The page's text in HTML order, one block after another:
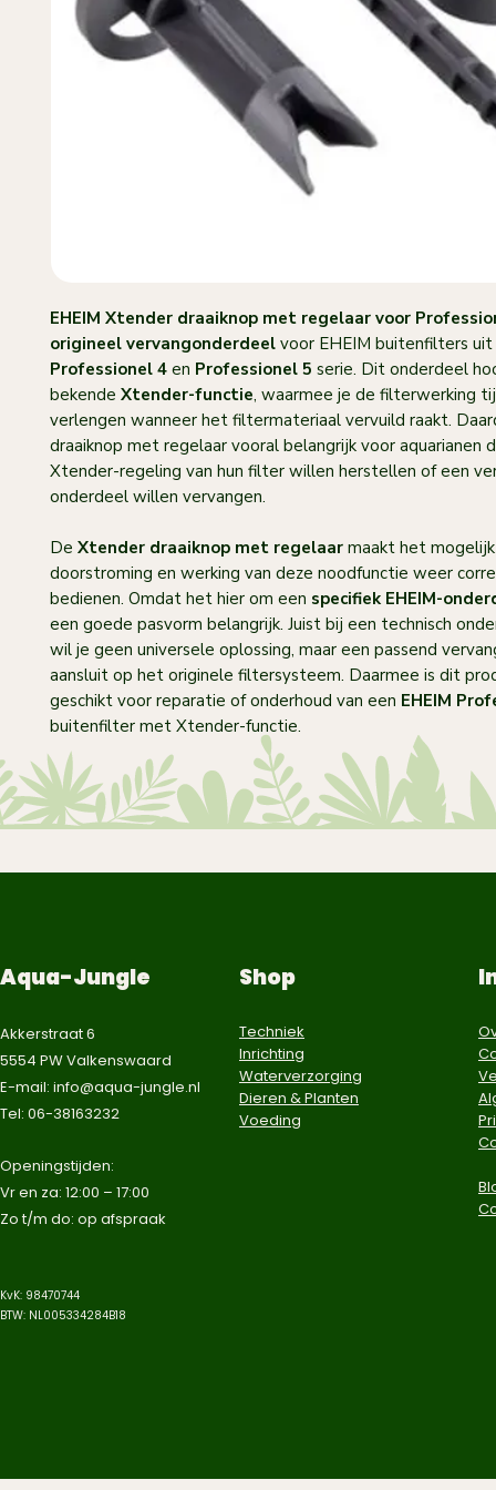
EHEIM Xtender draaiknop met regelaar voor
origineel vervangonderdeel voor EHEIM buitenfilters
Professionel 4 en Professionel 5 serie. Dit onderdeel
bekende Xtender-functie, waarmee je de filterwerking
verlengen wanneer het filtermateriaal vervuild raakt.
draaiknop met regelaar vooral belangrijk voor aquarianen
Xtender-regeling van hun filter willen herstellen of een
onderdeel willen vervangen.
De Xtender draaiknop met regelaar maakt het
doorstroming en werking van deze noodfunctie weer
bedienen. Omdat het hier om een specifiek EHEIM-
een goede pasvorm belangrijk. Juist bij een technisch
wil je geen universele oplossing, maar een passend
aansluit op het originele filtersysteem. Daarmee is dit
geschikt voor reparatie of onderhoud van een EHEIM
buitenfilter met Xtender-functie.
Aqua-Jungle
Akkerstraat 6
5554 PW Valkenswaard
E-mail: info@aqua-jungle.nl
Tel: 06-38163232
​Openingstijden:
Vr en za: 12:00 – 17:00
Zo t/m do: op afspraak​
KvK: 98470744
BTW: NL005334284B18
Shop
Techniek
Inrichting
Waterverzorging
Dieren & Planten
Voeding